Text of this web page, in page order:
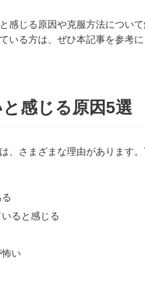
感じる原因や克服方法について
いる方は、ぜひ本記事を参考
感じる原因5選
、さまざまな理由があります
ると感じる
い